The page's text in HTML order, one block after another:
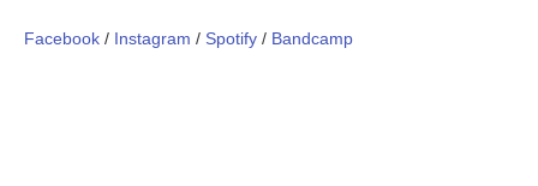
Facebook / Instagram / Spotify / Bandcamp